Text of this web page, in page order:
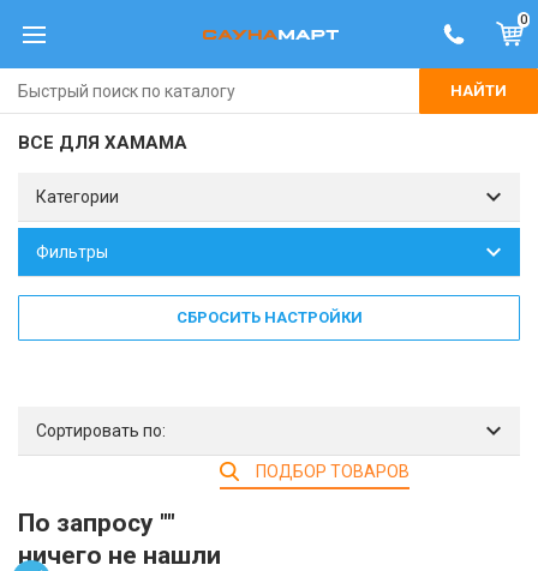
0
НАЙТИ
ВСЕ ДЛЯ ХАМАМА
Категории
Фильтры
СБРОСИТЬ НАСТРОЙКИ
Сортировать по:
ПОДБОР ТОВАРОВ
По запросу ""
ничего не нашли